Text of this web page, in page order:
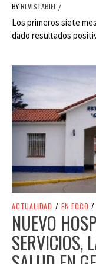
BYREVISTABIFE /
Los primeros siete
dado resultados
ACTUALIDAD / EN FOCO /
NUEVO
SERVICIOS,